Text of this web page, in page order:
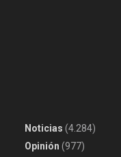
Noticias (4.284)
Opinión (977)